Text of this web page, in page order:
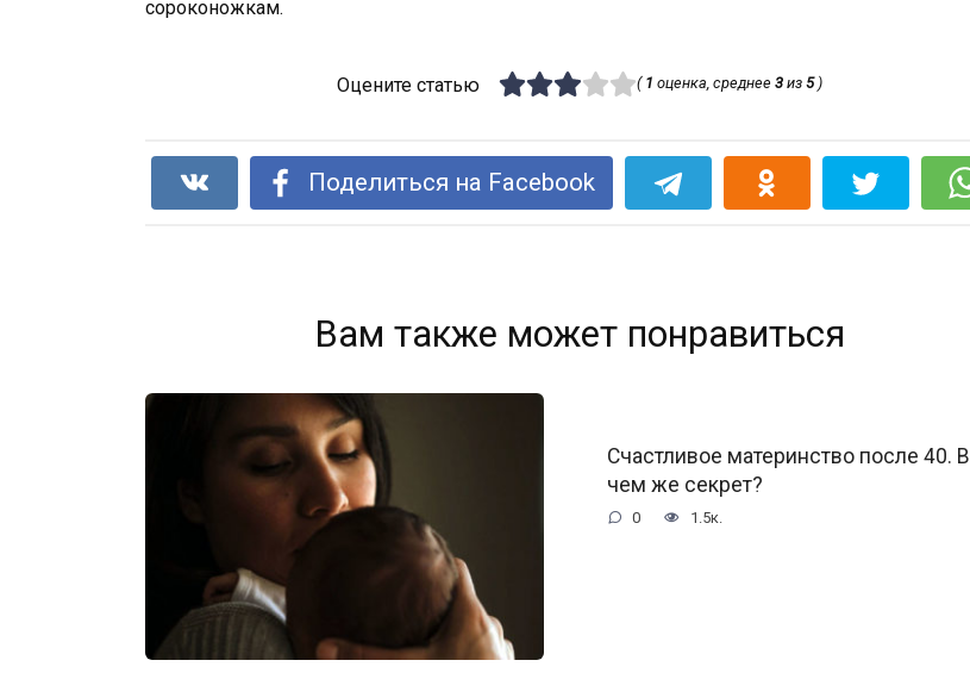
сороконожкам.
Оцените статью ( 1 оценка, среднее3 из5)
Поделиться на Facebook
Вам также может понравиться
Счастливое материнство после 40. В
чем же секрет?
0 1.5к.